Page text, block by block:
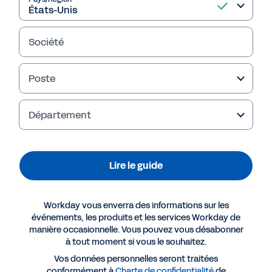
Plus de ressources
Bien choisir les technologies de gestion des
Société
Poste
Département
Lire le guide
Workday vous enverra des informations sur les
événements, les produits et les services Workday de
manière occasionnelle. Vous pouvez vous désabonner
à tout moment si vous le souhaitez.
Vos données personnelles seront traitées